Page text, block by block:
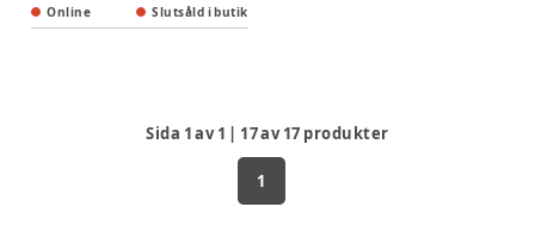
Online Slutsåld i butik
Sida 1av1 | 17av17 produkter
1